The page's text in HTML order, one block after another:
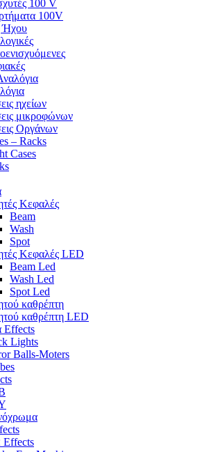
100 V
100V
Ήχου
ηχείων
μικροφώνων
Οργάνων
– Racks
Cases
Κεφαλές
Beam
Wash
Spot
Κεφαλές LED
Beam Led
Wash Led
Spot Led
καθρέπτη
καθρέπτη LED
Effects
Lights
Balls-Moters
Effects